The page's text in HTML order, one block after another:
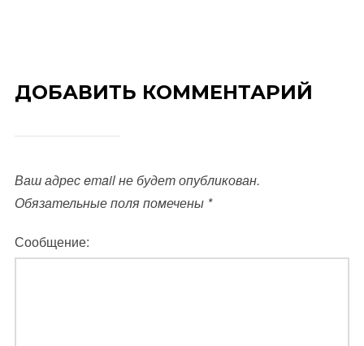
ДОБАВИТЬ КОММЕНТАРИЙ
Ваш адрес email не будет опубликован.
Обязательные поля помечены *
Сообщение: